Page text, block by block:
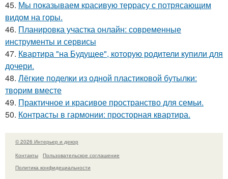
45. Мы показываем красивую террасу с потрясающим
видом на горы.
46. Планировка участка онлайн: современные
инструменты и сервисы
47. Квартира "на Будущее", которую родители купили для
дочери.
48. Лёгкие поделки из одной пластиковой бутылки:
творим вместе
49. Практичное и красивое пространство для семьи.
50. Контрасты в гармонии: просторная квартира.
© 2026 Интерьер и декор
Контакты
Пользовательское соглашение
Политика конфидециальности